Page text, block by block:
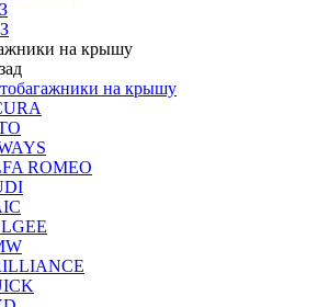
на крышу
на крышу
ROMEO